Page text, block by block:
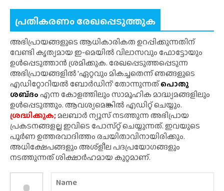
പ്രതികരണം രേഖപ്പെടുത്തുക
അഭിപ്രായങ്ങളുടെ ആധികാരികത ഉറപ്പിക്കുന്നതിന്
വേണ്ടി കൃത്യമായ ഇ-മെയിൽ വിലാസവും ഫോട്ടോയും
ഉൾപ്പെടുത്താൻ ശ്രമിക്കുക. രേഖപ്പെടുത്തപ്പെടുന്ന
അഭിപ്രായങ്ങളിൽ 'ഏറ്റവും മികച്ചതെന്ന് ഞങ്ങളുടെ
എഡിറ്റോറിയൽ ബോർഡിന്' തോന്നുന്നത്പൊതു
ശബ്‌ദംഎന്ന കോളത്തിലും സാമൂഹിക മാദ്ധ്യമങ്ങളിലും
ഉൾപ്പെടുത്തും. ആവശ്യമെങ്കിൽ എഡിറ്റ് ചെയ്യും.
ശ്രദ്ധിക്കുക;മലബാർ ന്യൂസ് നടത്തുന്ന അഭിപ്രായ
പ്രകടനങ്ങളല്ല ഇവിടെ പോസ്‌റ്റ് ചെയ്യുന്നത്. ഇവയുടെ
പൂർണ ഉത്തരവാദിത്തം രചയിതാവിനായിരിക്കും.
അധിക്ഷേപങ്ങളും അശ്‌ളീല പദപ്രയോഗങ്ങളും
നടത്തുന്നത് ശിക്ഷാർഹമായ കുറ്റമാണ്.